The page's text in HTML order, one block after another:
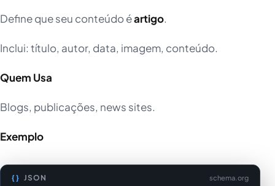
Define que seu conteúdo éartigo.
Inclui: título, autor, data, imagem, conteúdo.
Quem Usa
Blogs, publicações, news sites.
Exemplo
JSON schema.org